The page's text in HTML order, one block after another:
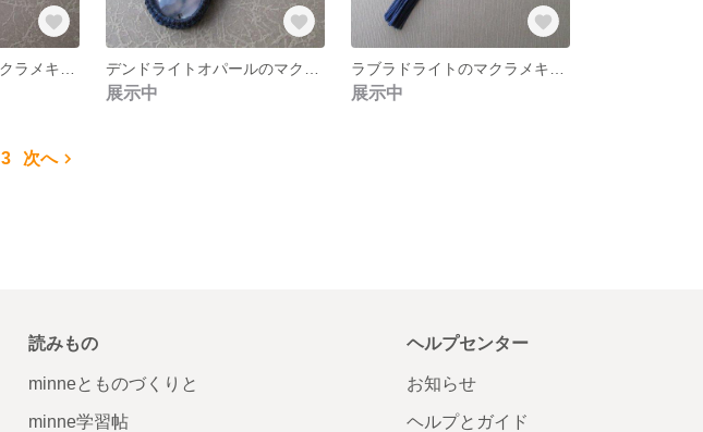
展示中 展示中
3 次へ
読みもの
minneとものづくりと
minne学習帖
ヘルプセンター
お知らせ
ヘルプとガイド